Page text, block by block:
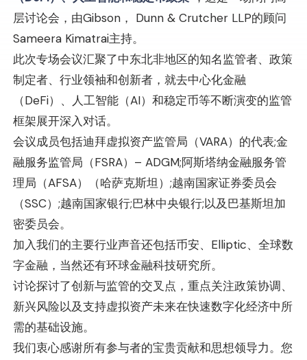
层讨论会，由Gibson， Dunn & Crutcher LLP的顾问
Sameera Kimatrai主持。
此次专场会议汇聚了中东北非地区的知名监管者、政策
制定者、行业领袖和创新者，就去中心化金融
（DeFi）、人工智能（AI）和稳定币等不断演变的监管
框架展开深入对话。
会议成员包括迪拜虚拟资产监管局（VARA）的代表;金
融服务监管局（FSRA）– ADGM;阿斯塔纳金融服务管
理局（AFSA）（哈萨克斯坦）;越南国家证券委员会
（SSC）;越南国家银行;巴林中央银行;以及巴基斯坦加
密委员会。
加入我们的主要行业声音还包括币安、Elliptic、全球数
字金融，当然还有环球金融科技研究所。
讨论探讨了创新与监管的交叉点，重点关注政策协调、
新兴风险以及支持虚拟资产未来在快速数字化经济中所
需的基础设施。
我们衷心感谢所有参与者的宝贵贡献和思想领导力。您